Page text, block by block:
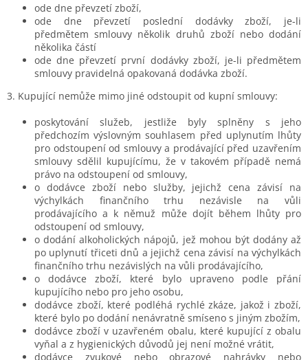
ode dne převzetí zboží,
ode dne převzetí poslední dodávky zboží, je-li
předmětem smlouvy několik druhů zboží nebo dodání
několika částí
ode dne převzetí první dodávky zboží, je-li předmětem
smlouvy pravidelná opakovaná dodávka zboží.
3. Kupující nemůže mimo jiné odstoupit od kupní smlouvy:
poskytování služeb, jestliže byly splněny s jeho
předchozím výslovným souhlasem před uplynutím lhůty
pro odstoupení od smlouvy a prodávající před uzavřením
smlouvy sdělil kupujícímu, že v takovém případě nemá
právo na odstoupení od smlouvy,
o dodávce zboží nebo služby, jejichž cena závisí na
výchylkách finančního trhu nezávisle na vůli
prodávajícího a k němuž může dojít během lhůty pro
odstoupení od smlouvy,
o dodání alkoholických nápojů, jež mohou být dodány až
po uplynutí třiceti dnů a jejichž cena závisí na výchylkách
finančního trhu nezávislých na vůli prodávajícího,
o dodávce zboží, které bylo upraveno podle přání
kupujícího nebo pro jeho osobu,
dodávce zboží, které podléhá rychlé zkáze, jakož i zboží,
které bylo po dodání nenávratně smíseno s jiným zbožím,
dodávce zboží v uzavřeném obalu, které kupující z obalu
vyňal a z hygienických důvodů jej není možné vrátit,
dodávce zvukové nebo obrazové nahrávky nebo